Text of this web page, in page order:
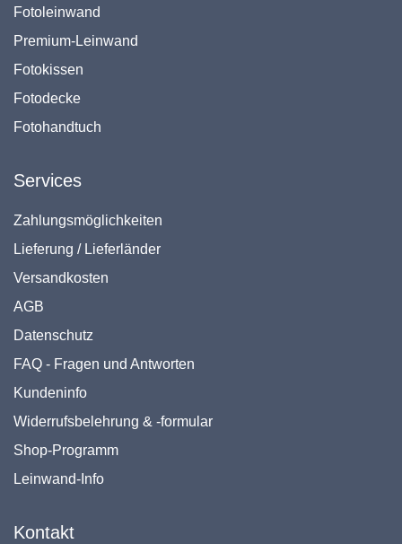
Fotoleinwand
Premium-Leinwand
Fotokissen
Fotodecke
Fotohandtuch
Services
Zahlungsmöglichkeiten
Lieferung / Lieferländer
Versandkosten
AGB
Datenschutz
FAQ - Fragen und Antworten
Kundeninfo
Widerrufsbelehrung & -formular
Shop-Programm
Leinwand-Info
Kontakt